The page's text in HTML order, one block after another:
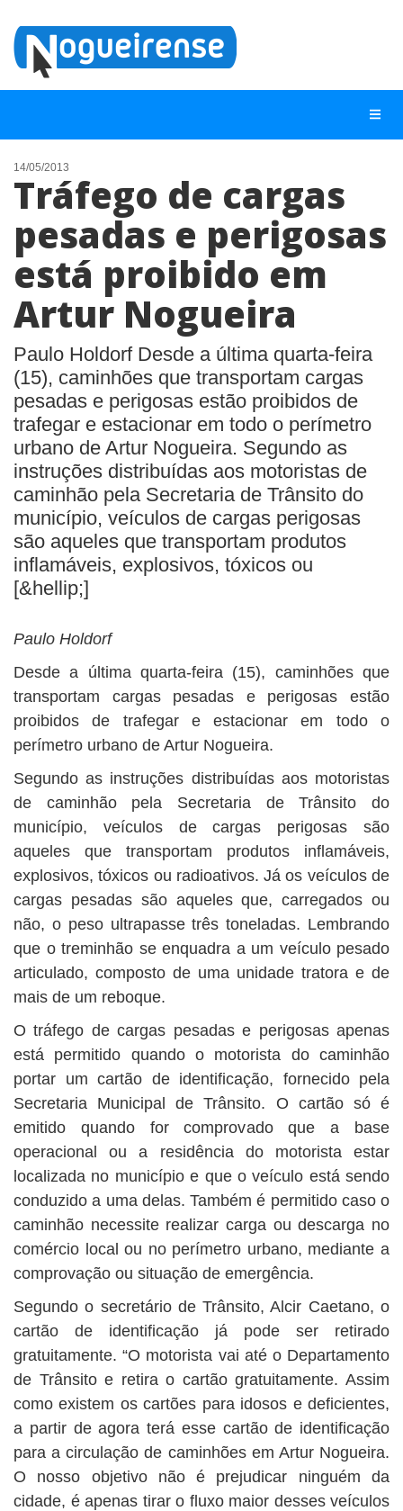
NOTÍCIAS
LISTA DIGITAL
TELEFONES ÚTEIS
CONTATO
ANUNCIE
BUSCAR
14/05/2013
Tráfego de cargas
pesadas e perigosas
está proibido em
Artur Nogueira
Paulo Holdorf Desde a última quarta-feira
(15), caminhões que transportam cargas
pesadas e perigosas estão proibidos de
trafegar e estacionar em todo o perímetro
urbano de Artur Nogueira. Segundo as
instruções distribuídas aos motoristas de
caminhão pela Secretaria de Trânsito do
município, veículos de cargas perigosas
são aqueles que transportam produtos
inflamáveis, explosivos, tóxicos ou
[&hellip;]
Paulo Holdorf
Desde a última quarta-feira (15), caminhões que
transportam cargas pesadas e perigosas estão
proibidos de trafegar e estacionar em todo o
perímetro urbano de Artur Nogueira.
Segundo as instruções distribuídas aos motoristas
de caminhão pela Secretaria de Trânsito do
município, veículos de cargas perigosas são
aqueles que transportam produtos inflamáveis,
explosivos, tóxicos ou radioativos. Já os veículos de
cargas pesadas são aqueles que, carregados ou
não, o peso ultrapasse três toneladas. Lembrando
que o treminhão se enquadra a um veículo pesado
articulado, composto de uma unidade tratora e de
mais de um reboque.
O tráfego de cargas pesadas e perigosas apenas
está permitido quando o motorista do caminhão
portar um cartão de identificação, fornecido pela
Secretaria Municipal de Trânsito. O cartão só é
emitido quando for comprovado que a base
operacional ou a residência do motorista estar
localizada no município e que o veículo está sendo
conduzido a uma delas. Também é permitido caso o
caminhão necessite realizar carga ou descarga no
comércio local ou no perímetro urbano, mediante a
comprovação ou situação de emergência.
Segundo o secretário de Trânsito, Alcir Caetano, o
cartão de identificação já pode ser retirado
gratuitamente. “O motorista vai até o Departamento
de Trânsito e retira o cartão gratuitamente. Assim
como existem os cartões para idosos e deficientes,
a partir de agora terá esse cartão de identificação
para a circulação de caminhões em Artur Nogueira.
O nosso objetivo não é prejudicar ninguém da
cidade, é apenas tirar o fluxo maior desses veículos